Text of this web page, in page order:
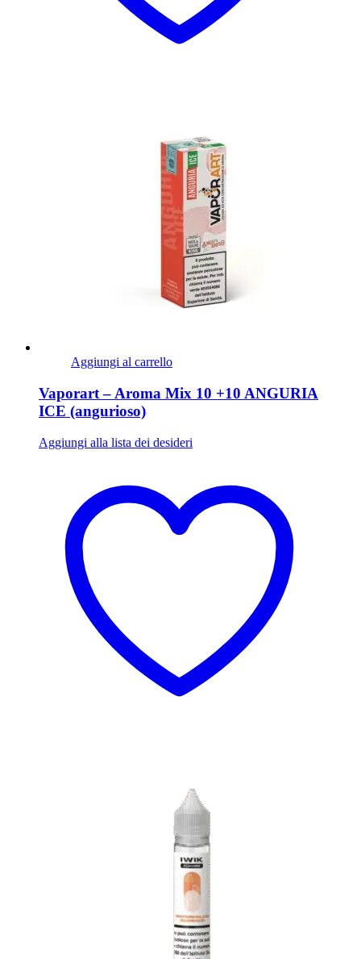
Aggiungi al carrello
Vaporart – Aroma Mix 10 +10 ANGURIA
ICE (angurioso)
Aggiungi alla lista dei desideri